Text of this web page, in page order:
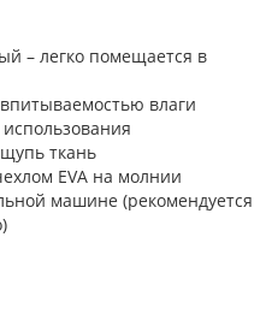
– легко помещается в
влаги
ткань
EVA на молнии
машине (рекомендуется